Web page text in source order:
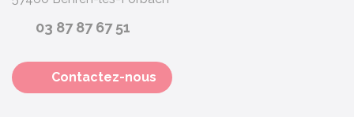
03 87 87 67 51
Contactez-nous